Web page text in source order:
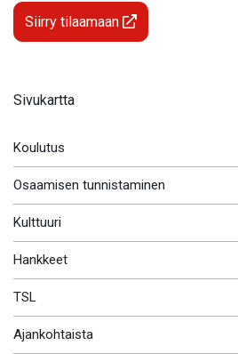
Siirry tilaamaan
Sivukartta
Koulutus
Osaamisen tunnistaminen
Kulttuuri
Hankkeet
TSL
Ajankohtaista